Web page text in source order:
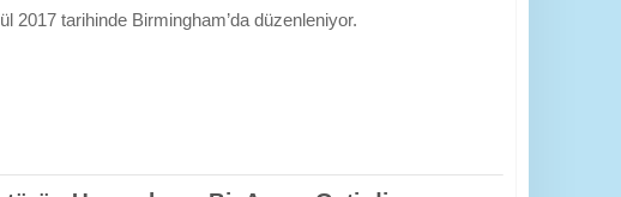
2017 tarihinde Birmingham’da düzenleniyor.